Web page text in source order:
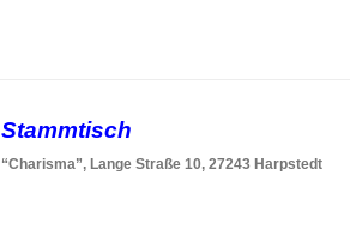
Stammtisch
“Charisma”, Lange Straße 10, 27243 Harpstedt